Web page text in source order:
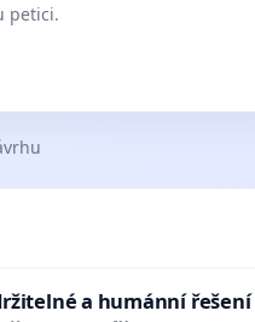
petici.
a humánní řešení